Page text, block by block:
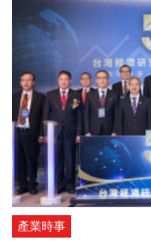
產業時事